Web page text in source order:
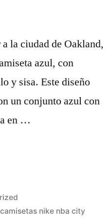
la ciudad de Oakland,
azul, con
y sisa. Este diseño
un conjunto azul con
en …
nike nba city